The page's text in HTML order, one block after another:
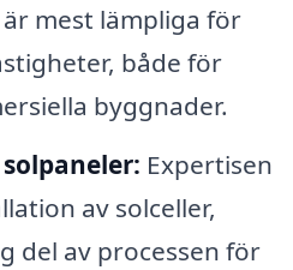
mest lämpliga för
både för
byggnader.
Expertisen
av solceller,
del av processen för